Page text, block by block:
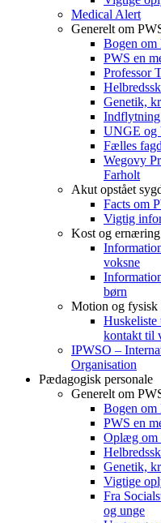
Medical Alert
Generelt om
Bogen om
PWS en
Professor
Genetik,
UNGE og
Fælles
Wegovy
Farholt
Akut opstået
Facts om
Vigtig
Kost og ernæring
voksne
børn
Motion og fysisk
Huskeliste
kontakt til
IPWSO –
Organisation
Pædagogisk personale
Generelt om
Bogen om
PWS en
Oplæg om
Genetik,
Vigtige
Fra
og unge